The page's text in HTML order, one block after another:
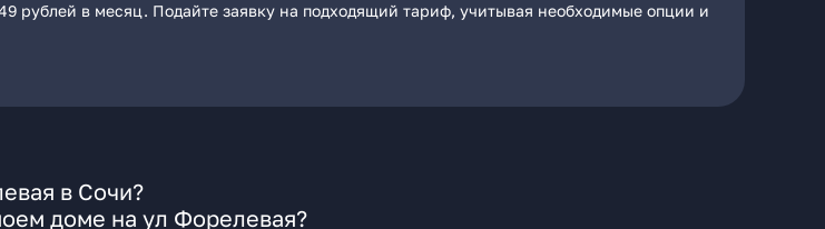
рублей в месяц. Подайте заявку на подходящий тариф, учитывая необходимые опции и
в Сочи?
доме на ул Форелевая?